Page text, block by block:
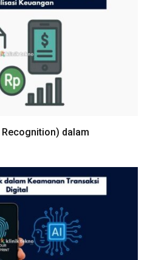
Recognition) dalam